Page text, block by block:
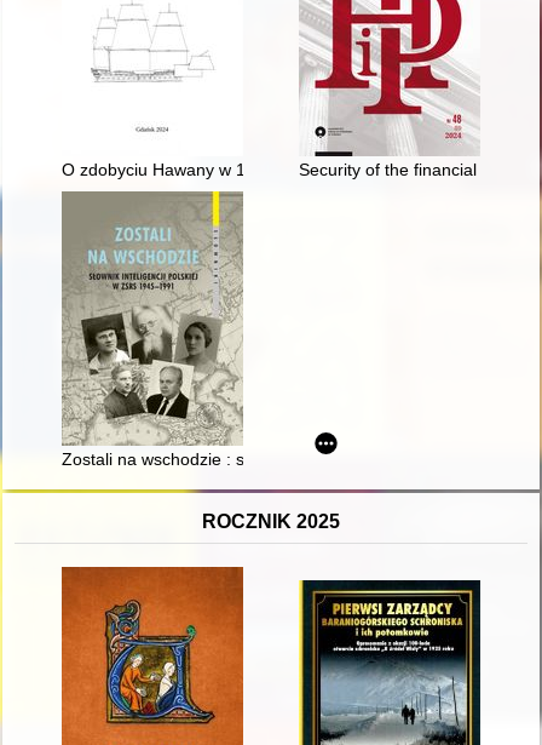
O zdobyciu Hawany w 1762 roku : "dla wzbogacenia rodziny
Security of the financial
Zostali na wschodzie : słownik inteligencji polskiej w ZSRS
ROCZNIK 2025